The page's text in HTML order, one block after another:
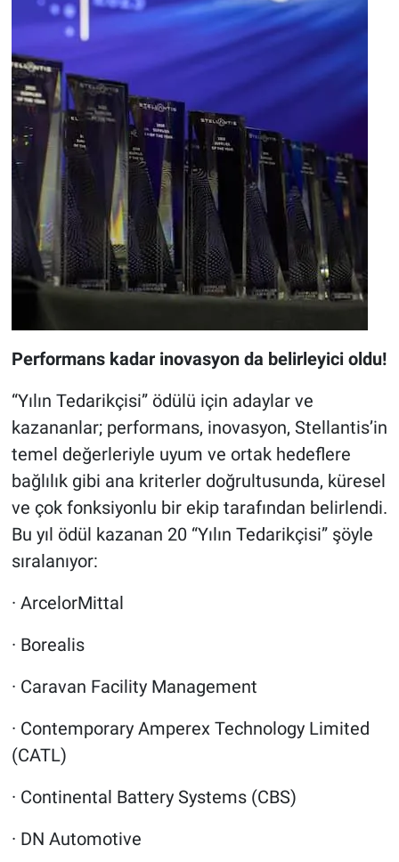
Performans kadar inovasyon da belirleyici oldu!
“Yılın Tedarikçisi” ödülü için adaylar ve
kazananlar; performans, inovasyon, Stellantis’in
temel değerleriyle uyum ve ortak hedeflere
bağlılık gibi ana kriterler doğrultusunda, küresel
ve çok fonksiyonlu bir ekip tarafından belirlendi.
Bu yıl ödül kazanan 20 “Yılın Tedarikçisi” şöyle
sıralanıyor:
· ArcelorMittal
· Borealis
· Caravan Facility Management
· Contemporary Amperex Technology Limited
(CATL)
· Continental Battery Systems (CBS)
· DN Automotive